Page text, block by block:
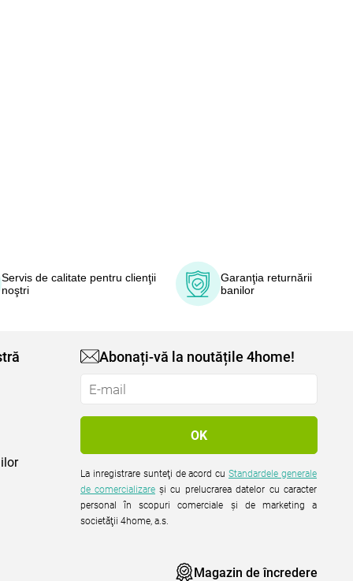
Servis de calitate pentru clienţii
noştri
Garanţia returnării
banilor
Abonați-vă la noutățile 4home!
La inregistrare sunteţi de acord cuStandardele generale
de comercializare şi cu prelucrarea datelor cu caracter
personal în scopuri comerciale şi de marketing a
societăţii 4home, a.s.
Magazin de încredere